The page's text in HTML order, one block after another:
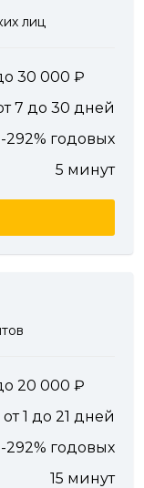
лиц
30 000
7 до 30 дней
292% годовых
5 минут
20 000
от 1 до 21 дней
292% годовых
15 минут